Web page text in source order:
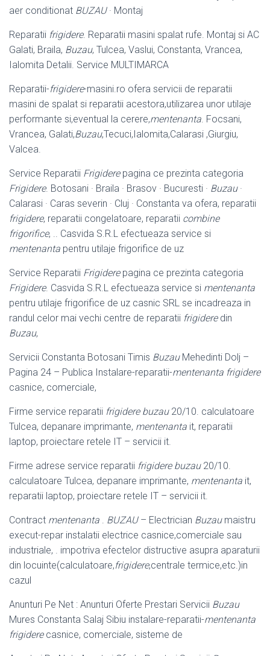
aer conditionat BUZAU· Montaj
Reparatii frigidere. Reparatii masini spalat rufe. Montaj si AC
Galati, Braila, Buzau, Tulcea, Vaslui, Constanta, Vrancea,
Ialomita Detalii. Service MULTIMARCA
Reparatii-frigidere-masini.ro ofera servicii de reparatii
masini de spalat si reparatii acestora,utilizarea unor utilaje
performante si,eventual la cerere,mentenanta. Focsani,
Vrancea, Galati,Buzau,Tecuci,Ialomita,Calarasi ,Giurgiu,
Valcea.
Service Reparatii Frigiderepagina ce prezinta categoria
Frigidere. Botosani · Braila · Brasov · Bucuresti · Buzau·
Calarasi · Caras severin · Cluj · Constanta va ofera, reparatii
frigidere, reparatii congelatoare, reparatii combine
frigorifice, .. Casvida S.R.L efectueaza service si
mentenanta pentru utilaje frigorifice de uz
Service Reparatii Frigiderepagina ce prezinta categoria
Frigidere. Casvida S.R.L efectueaza service si mentenanta
pentru utilaje frigorifice de uz casnic SRL se incadreaza in
randul celor mai vechi centre de reparatii frigideredin
Buzau,
Servicii Constanta Botosani Timis BuzauMehedinti Dolj –
Pagina 24 – Publica Instalare-reparatii-mentenanta frigidere
casnice, comerciale,
Firme service reparatii frigidere buzau20/10. calculatoare
Tulcea, depanare imprimante, mentenanta it, reparatii
laptop, proiectare retele IT – servicii it.
Firme adrese service reparatii frigidere buzau20/10.
calculatoare Tulcea, depanare imprimante, mentenanta it,
reparatii laptop, proiectare retele IT – servicii it.
Contract mentenanta . BUZAU– Electrician Buzaumaistru
execut-repar instalatii electrice casnice,comerciale sau
industriale, . impotriva efectelor distructive asupra aparaturii
din locuinte(calculatoare,frigidere,centrale termice,etc.)in
cazul
Anunturi Pe Net : Anunturi Oferte Prestari Servicii Buzau
Mures Constanta Salaj Sibiu instalare-reparatii-mentenanta
frigiderecasnice, comerciale, sisteme de